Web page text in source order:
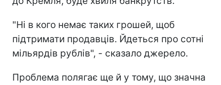
"Ні в кого немає таких грошей, щоб
підтримати продавців. Йдеться про сотні
мільярдів рублів", - сказало джерело.
Проблема полягає ще й у тому, що значна